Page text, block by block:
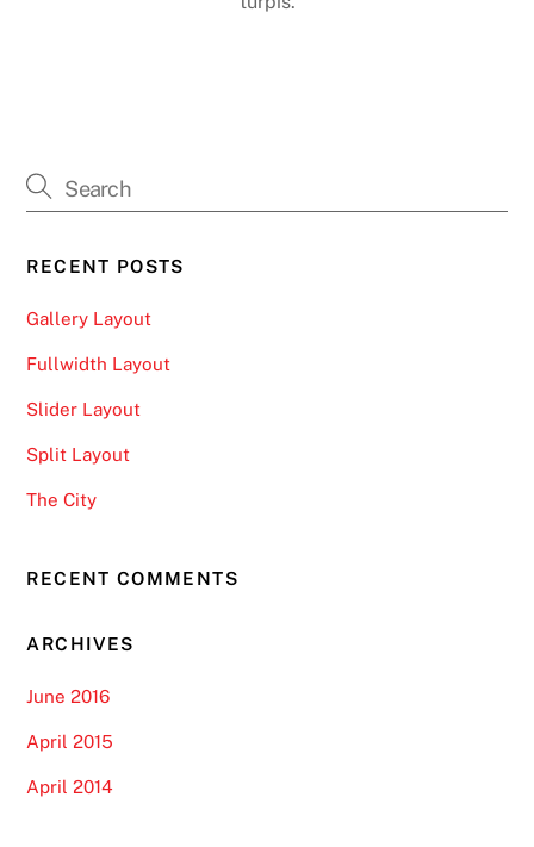
RECENT POSTS
Gallery Layout
Fullwidth Layout
Slider Layout
Split Layout
The City
RECENT COMMENTS
ARCHIVES
June 2016
April 2015
April 2014